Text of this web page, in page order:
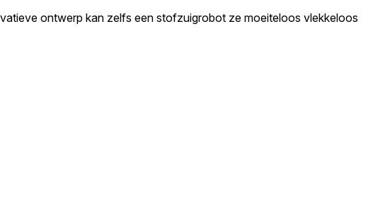
ontwerp kan zelfs een stofzuigrobot ze moeiteloos vlekkeloos